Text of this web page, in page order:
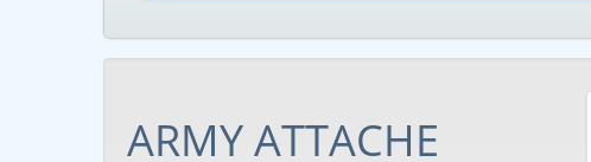
ARMY ATTACHE